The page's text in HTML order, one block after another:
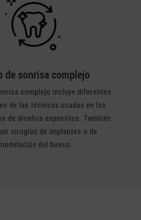
de sonrisa complejo
complejo incluye diferentes
de las técnicas usadas en los
de diseños expuestos. También
cirugías de implantes o de
del hueso.